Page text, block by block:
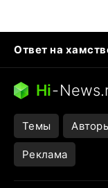
Ответ на
Бензин 100 и 95
Следующая
Hi-
Темы
Реклама